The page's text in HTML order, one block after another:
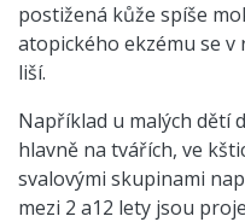
postižená kůže spíše
atopického ekzému se v
liší.
Například u malých dětí
hlavně na tvářích, ve
svalovými skupinami
mezi 2 a12 lety jsou